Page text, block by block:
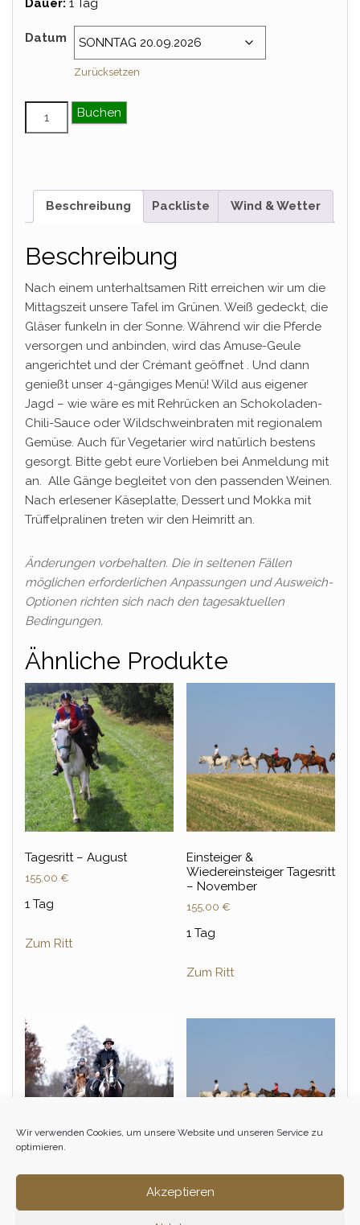
Wir verwenden Cookies, um unsere Website und unseren Service zu
optimieren.
Akzeptieren
Dauer: 1 Tag
Datum
Zurücksetzen
Gourmetritt Menge
Buchen
Beschreibung Packliste Wind & Wetter
Beschreibung
Nach einem unterhaltsamen Ritt erreichen wir um die
Mittagszeit unsere Tafel im Grünen. Weiß gedeckt, die
Gläser funkeln in der Sonne. Während wir die Pferde
versorgen und anbinden, wird das Amuse-Geule
angerichtet und der Crémant geöffnet . Und dann
genießt unser 4-gängiges Menü! Wild aus eigener
Jagd – wie wäre es mit Rehrücken an Schokoladen-
Chili-Sauce oder Wildschweinbraten mit regionalem
Gemüse. Auch für Vegetarier wird natürlich bestens
gesorgt. Bitte gebt eure Vorlieben bei Anmeldung mit
an. Alle Gänge begleitet von den passenden Weinen.
Nach erlesener Käseplatte, Dessert und Mokka mit
Trüffelpralinen treten wir den Heimritt an.
Änderungen vorbehalten. Die in seltenen Fällen
möglichen erforderlichen Anpassungen und Ausweich-
Optionen richten sich nach den tagesaktuellen
Bedingungen.
Ähnliche Produkte
Tagesritt – August
155,00 €
1 Tag
Zum Ritt
Einsteiger &
Wiedereinsteiger Tagesritt
– November
155,00 €
1 Tag
Zum Ritt
Wiedereinsteiger
Einsteiger &
Wiedereinsteiger Tagesritt